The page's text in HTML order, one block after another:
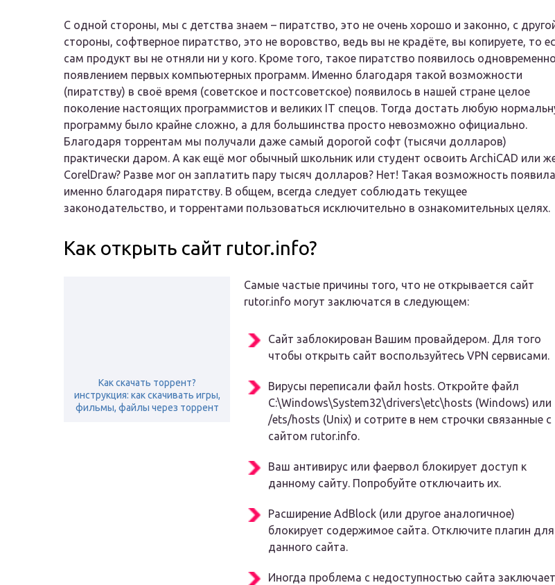
С одной стороны, мы с детства знаем – пиратство, это не очень хорошо и законно, с
стороны, софтверное пиратство, это не воровство, ведь вы не крадёте, вы копируете, то
сам продукт вы не отняли ни у кого. Кроме того, такое пиратство появилось
появлением первых компьютерных программ. Именно благодаря такой возможности
(пиратству) в своё время (советское и постсоветское) появилось в нашей стране целое
поколение настоящих программистов и великих IT спецов. Тогда достать любую
программу было крайне сложно, а для большинства просто невозможно официально.
Благодаря торрентам мы получали даже самый дорогой софт (тысячи долларов)
практически даром. А как ещё мог обычный школьник или студент освоить ArchiCAD или
CorelDraw? Разве мог он заплатить пару тысяч долларов? Нет! Такая возможность
именно благодаря пиратству. В общем, всегда следует соблюдать текущее
законодательство, и торрентами пользоваться исключительно в ознакомительных целях.
Как открыть сайт rutor.info?
Как скачать торрент?
инструкция: как скачивать игры,
фильмы, файлы через торрент
Самые частые причины того, что не открывается сайт
rutor.info могут заключатся в следующем:
Сайт заблокирован Вашим провайдером. Для того
чтобы открыть сайт воспользуйтесь VPN сервисами.
Вирусы переписали файл hosts. Откройте файл
C:\Windows\System32\drivers\etc\hosts (Windows) или
/ets/hosts (Unix) и сотрите в нем строчки связанные с
сайтом rutor.info.
Ваш антивирус или фаервол блокирует доступ к
данному сайту. Попробуйте отключаить их.
Расширение AdBlock (или другое аналогичное)
блокирует содержимое сайта. Отключите плагин для
данного сайта.
Иногда проблема с недоступностью сайта